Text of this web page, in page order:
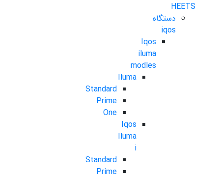
HEETS
دستگاه
iqos
Iqos
iluma
modles
Iluma
Standard
Prime
One
Iqos
Iluma
i
Standard
Prime